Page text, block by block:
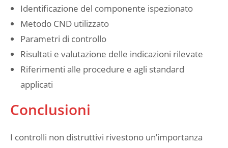
Identificazione del componente ispezionato
Metodo CND utilizzato
Parametri di controllo
Risultati e valutazione delle indicazioni rilevate
Riferimenti alle procedure e agli standard
applicati
Conclusioni
I controlli non distruttivi rivestono un’importanza